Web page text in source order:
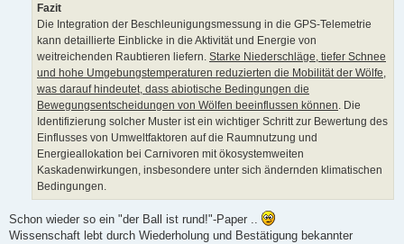
Fazit
Die Integration der Beschleunigungsmessung in die GPS-Telemetrie
kann detaillierte Einblicke in die Aktivität und Energie von
weitreichenden Raubtieren liefern. Starke Niederschläge, tiefer Schnee
und hohe Umgebungstemperaturen reduzierten die Mobilität der Wölfe,
was darauf hindeutet, dass abiotische Bedingungen die
Bewegungsentscheidungen von Wölfen beeinflussen können. Die
Identifizierung solcher Muster ist ein wichtiger Schritt zur Bewertung des
Einflusses von Umweltfaktoren auf die Raumnutzung und
Energieallokation bei Carnivoren mit ökosystemweiten
Kaskadenwirkungen, insbesondere unter sich ändernden klimatischen
Bedingungen.
Schon wieder so ein "der Ball ist rund!"-Paper ..
Wissenschaft lebt durch Wiederholung und Bestätigung bekannter